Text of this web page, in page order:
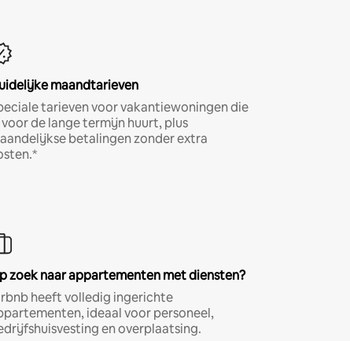
maandtarieven
tarieven voor vakantiewoningen die
voor de lange termijn huurt, plus
betalingen zonder extra
zoek naar appartementen met diensten?
heeft volledig ingerichte
ideaal voor personeel,
en overplaatsing.